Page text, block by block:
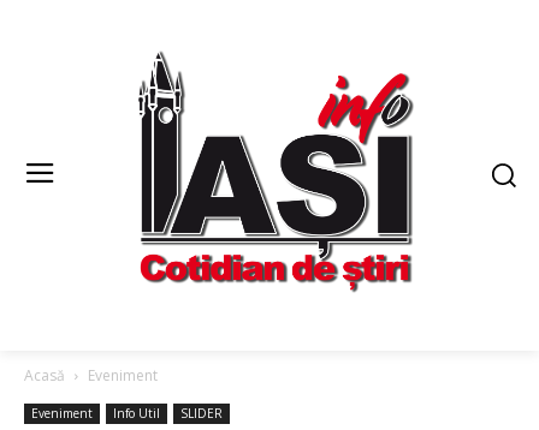
Acasă Eveniment
Eveniment Info Util SLIDER